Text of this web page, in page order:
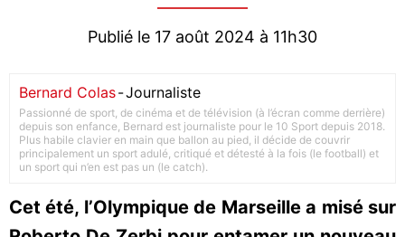
Publié le 17 août 2024 à 11h30
Bernard Colas-Journaliste
Passionné de sport, de cinéma et de télévision (à l’écran comme derrière)
depuis son enfance, Bernard est journaliste pour le 10 Sport depuis 2018.
Plus habile clavier en main que ballon au pied, il décide de couvrir
principalement un sport adulé, critiqué et détesté à la fois (le football) et
un sport qui n’en est pas un (le catch).
Cet été, l’Olympique de Marseille a misé sur